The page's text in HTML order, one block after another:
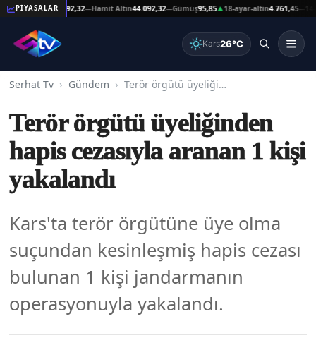
PİYASALAR
Altın44.092,32—Hamit Altın44.092,32—Gümüş95,85▲18-ayar-altin4.761,45—14-
Kars26°C
Serhat Tv Gündem Terör örgütü üyeliğinden hapis cezasıyla aranan 1 kişi yakalandı
Terör örgütü üyeliğinden
hapis cezasıyla aranan 1 kişi
yakalandı
Kars'ta terör örgütüne üye olma
suçundan kesinleşmiş hapis cezası
bulunan 1 kişi jandarmanın
operasyonuyla yakalandı.